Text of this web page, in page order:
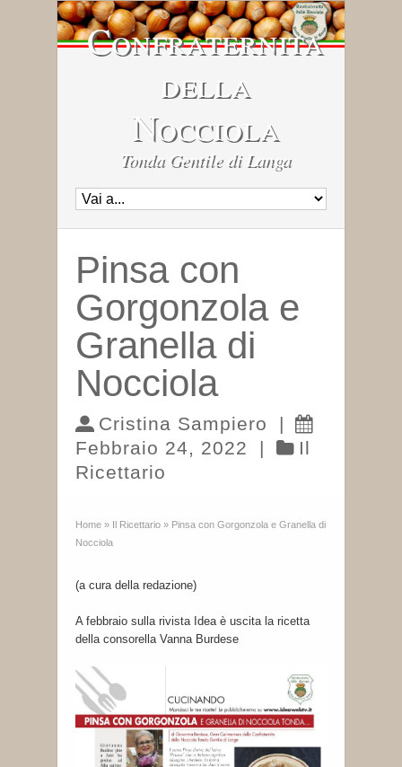
Confraternita
della
Nocciola
Tonda Gentile di Langa
Pinsa con
Gorgonzola e
Granella di
Nocciola
Cristina Sampiero
|
Febbraio 24, 2022
|
Il
Ricettario
Home » Il Ricettario » Pinsa con Gorgonzola e Granella di
Nocciola
(a cura della redazione)
A febbraio sulla rivista Idea è uscita la ricetta
della consorella Vanna Burdese